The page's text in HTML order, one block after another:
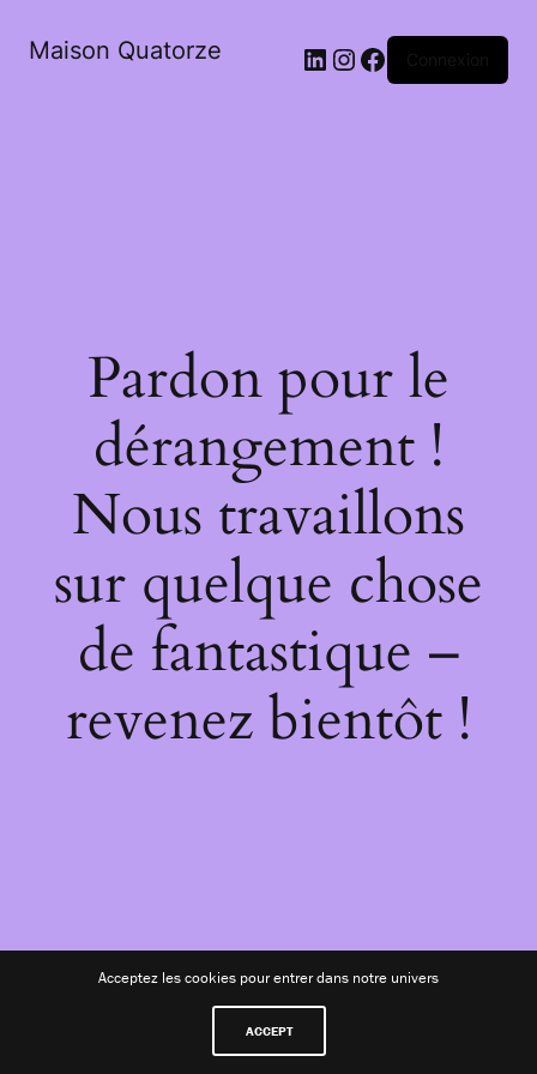
Maison Quatorze LinkedIn
Instagram
Facebook
Pardon pour le
dérangement !
Nous travaillons
sur quelque chose
de fantastique –
revenez bientôt !
Acceptez les cookies pour entrer dans notre univers
ACCEPT